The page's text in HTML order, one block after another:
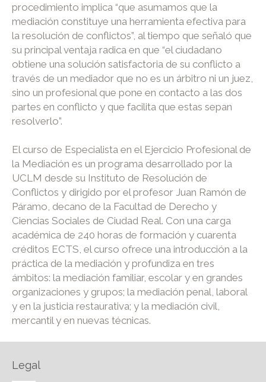
procedimiento implica “que asumamos que la
mediación constituye una herramienta efectiva para
la resolución de conflictos”, al tiempo que señaló que
su principal ventaja radica en que “el ciudadano
obtiene una solución satisfactoria de su conflicto a
través de un mediador que no es un árbitro ni un juez,
sino un profesional que pone en contacto a las dos
partes en conflicto y que facilita que estas sepan
resolverlo”.
El curso de Especialista en el Ejercicio Profesional de
la Mediación es un programa desarrollado por la
UCLM desde su Instituto de Resolución de
Conflictos y dirigido por el profesor Juan Ramón de
Páramo, decano de la Facultad de Derecho y
Ciencias Sociales de Ciudad Real. Con una carga
académica de 240 horas de formación y cuarenta
créditos ECTS, el curso ofrece una introducción a la
práctica de la mediación y profundiza en tres
ámbitos: la mediación familiar, escolar y en grandes
organizaciones y grupos; la mediación penal, laboral
y en la justicia restaurativa; y la mediación civil,
mercantil y en nuevas técnicas.
Legal